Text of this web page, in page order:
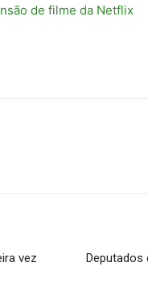
de filme da Netflix
vez
Deputados